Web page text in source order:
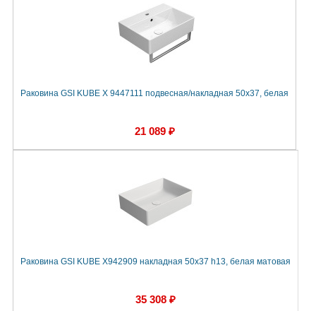
Раковина GSI KUBE X 9447111 подвесная/накладная 50x37, белая
21 089 ₽
Раковина GSI KUBE X942909 накладная 50x37 h13, белая матовая
35 308 ₽